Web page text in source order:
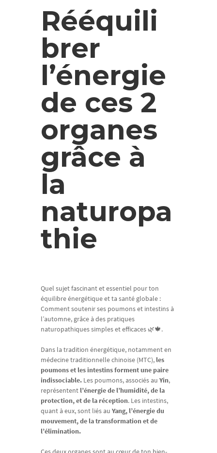
Rééquili
brer
l’énergie
de ces 2
organes
grâce à
la
naturopa
thie
Quel sujet fascinant et essentiel pour ton
équilibre énergétique et ta santé globale :
Comment soutenir ses poumons et intestins à
l’automne, grâce à des pratiques
naturopathiques simples et efficaces 🌿🍁.
Dans la tradition énergétique, notamment en
médecine traditionnelle chinoise (MTC), les
poumons et les intestins forment une paire
indissociable. Les poumons, associés au Yin,
représentent l’énergie de l’humidité, de la
protection, et de la réception. Les intestins,
quant à eux, sont liés au Yang, l’énergie du
mouvement, de la transformation et de
l’élimination.